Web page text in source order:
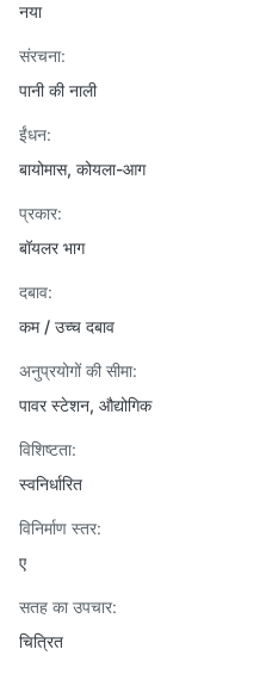
नया
संरचना:
पानी की नाली
ईंधन:
बायोमास, कोयला-आग
प्रकार:
बॉयलर भाग
दबाव:
कम / उच्च दबाव
अनुप्रयोगों की सीमा:
पावर स्टेशन, औद्योगिक
विशिष्टता:
स्वनिर्धारित
विनिर्माण स्तर:
ए
सतह का उपचार:
चित्रित